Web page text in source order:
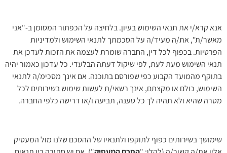
אנא קרא/י את תנאי השימוש בעיון. בלחיצה על הכפתור המסומן ב-"אני
מאשר/ת", את/ה מעיד/ה על הסכמתך לתנאי השימוש ולמדיניות
הפרטיות. בכפוף לכל דין, החברה שומרת לעצמה את הזכות לעדכן את
תנאי השימוש מעת לעת, לפי שיקול דעתה הבלעדי. כל עדכון כאמור יהיה
בתוקף מהמועד הקבוע כפי שפורסם בתוכנה. אם אינך מסכימ/ה לתנאי
השימוש, כולם או מקצתם, אינך רשאי/ת לעשות שימוש בשירותים לכל
מטרה שהיא ולא תהיה לך כל טענה, תביעה ו/או דרישה כלפי החברה.
שימושך בשירותים כפוף לתוקפו ולתנאיו של ההסכם שלנו מול המעסיק